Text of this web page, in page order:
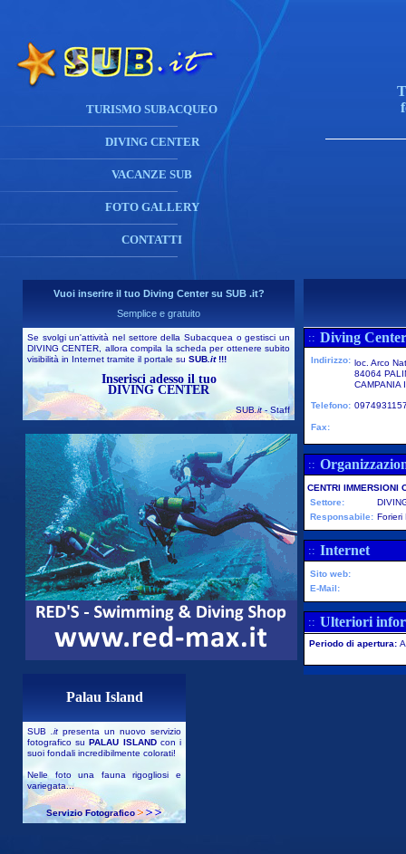
TURISMO SUBACQUEO
DIVING CENTER
VACANZE SUB
FOTO GALLERY
CONTATTI
Vuoi inserire il tuo Diving Center su SUB .it?
Semplice e gratuito
Se svolgi un'attività nel settore della Subacquea o gestisci un
DIVING CENTER, allora compila la scheda per ottenere subito
visibilità in Internet tramite il portale su SUB .it!!!
Inserisci adesso il tuo
DIVING CENTER
SUB.it- Staff
Palau Island
SUB .it presenta un nuovo servizio
fotografico suPALAU ISLANDcon i
suoi fondali incredibilmente colorati!
Nelle foto una fauna rigogliosi e
variegata...
Servizio Fotografico
:: Diving
Indirizzo: loc. Arco
84064
CAMPANIA
Telefono:
Fax:
::
CENTRI IMMERSIONI
Settore:
Responsabile: Forieri
:: Internet
Sito web:
E-Mail:
:: Ulteriori
Periodo di apertura: